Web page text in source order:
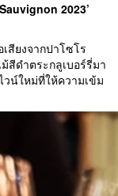
2023’
สียงจากปาโซโร
สีดำตระกลูเบอร์รี่มา
น์ใหม่ที่ให้ความเข้ม